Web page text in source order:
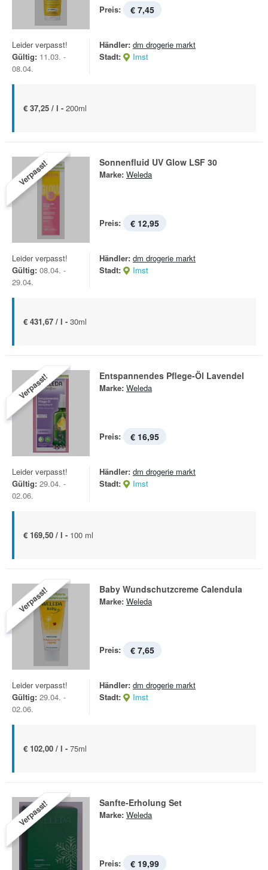
Preis: € 7,45
Leider verpasst!
Gültig: 11.03. -
08.04.
Händler: dm drogerie markt
Stadt:
Imst
€ 37,25 / l - 200ml
Verpasst! Sonnenfluid UV Glow LSF 30
Marke: Weleda
Preis: € 12,95
Leider verpasst!
Gültig: 08.04. -
29.04.
Händler: dm drogerie markt
Stadt:
Imst
€ 431,67 / l - 30ml
Verpasst! Entspannendes Pflege-Öl Lavendel
Marke: Weleda
Preis: € 16,95
Leider verpasst!
Gültig: 29.04. -
02.06.
Händler: dm drogerie markt
Stadt:
Imst
€ 169,50 / l - 100 ml
Verpasst! Baby Wundschutzcreme Calendula
Marke: Weleda
Preis: € 7,65
Leider verpasst!
Gültig: 29.04. -
02.06.
Händler: dm drogerie markt
Stadt:
Imst
€ 102,00 / l - 75ml
Verpasst! Sanfte-Erholung Set
Marke: Weleda
Preis: € 19,99